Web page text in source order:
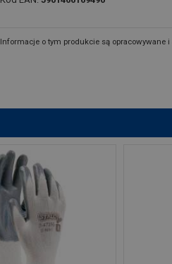
Informacje o tym produkcie są opracowywane